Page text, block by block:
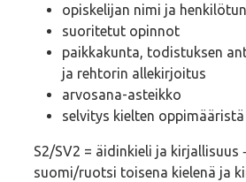
opiskelijan nimi ja
suoritetut opinnot
paikkakunta, todistuksen
ja rehtorin allekirjoitus
arvosana-asteikko
selvitys kielten oppimääristä
S2/SV2 = äidinkieli ja kirjallisuus
suomi/ruotsi toisena kielenä ja